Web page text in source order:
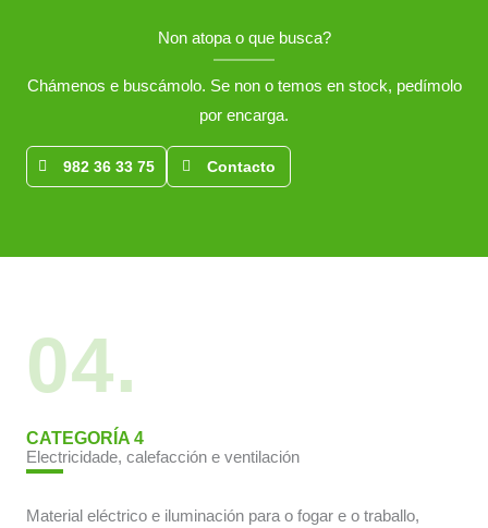
Non atopa o que busca?
Chámenos e buscámolo. Se non o temos en stock, pedímolo
por encarga.
982 36 33 75 Contacto
04.
CATEGORÍA 4
Electricidade, calefacción e ventilación
Material eléctrico e iluminación para o fogar e o traballo,